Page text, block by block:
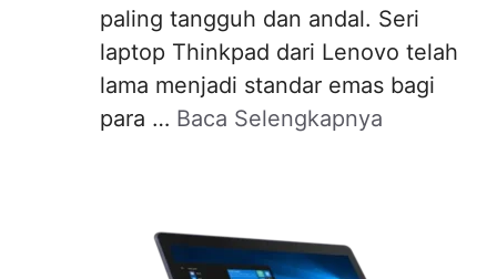
paling tangguh dan andal. Seri
laptop Thinkpad dari Lenovo telah
lama menjadi standar emas bagi
para … Baca Selengkapnya